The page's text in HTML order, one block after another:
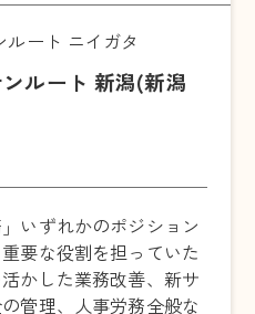
ルート ニイガタ
ルート 新潟(新潟
いずれかのポジション
要な役割を担っていた
かした業務改善、新サ
管理、人事労務全般な